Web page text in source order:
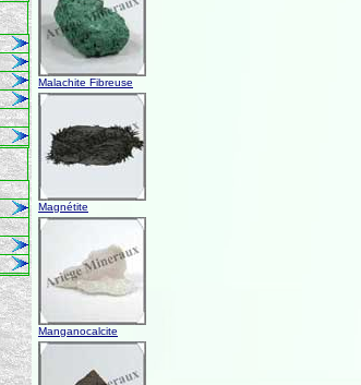
Malachite Fibreuse
Magnétite
Manganocalcite